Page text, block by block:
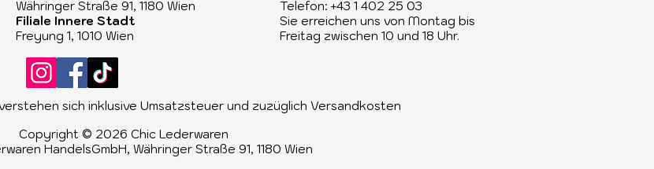
Währinger Straße 91, 1180 Wien​
Filiale Innere Stadt
Freyung 1, 1010 Wien
Telefon: +43 1 402 25 03​
Sie erreichen uns von Montag bis
Freitag zwischen 10 und 18 Uhr.
sich inklusive Umsatzsteuer und zuzüglich Versandkosten
Copyright © 2026 Chic Lederwaren
HandelsGmbH, Währinger Straße 91, 1180 Wien